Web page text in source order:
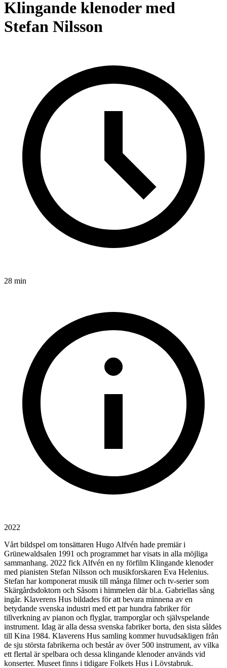
Klingande klenoder med
Stefan Nilsson
28 min
2022
Vårt bildspel om tonsättaren Hugo Alfvén hade premiär i
Grünewaldsalen 1991 och programmet har visats in alla möjliga
sammanhang. 2022 fick Alfvén en ny förfilm Klingande klenoder
med pianisten Stefan Nilsson och musikforskaren Eva Helenius.
Stefan har komponerat musik till många filmer och tv-serier som
Skärgårdsdoktorn och Såsom i himmelen där bl.a. Gabriellas sång
ingår. Klaverens Hus bildades för att bevara minnena av en
betydande svenska industri med ett par hundra fabriker för
tillverkning av pianon och flyglar, tramporglar och självspelande
instrument. Idag är alla dessa svenska fabriker borta, den sista såldes
till Kina 1984. Klaverens Hus samling kommer huvudsakligen från
de sju största fabrikerna och består av över 500 instrument, av vilka
ett flertal är spelbara och dessa klingande klenoder används vid
konserter. Museet finns i tidigare Folkets Hus i Lövstabruk.